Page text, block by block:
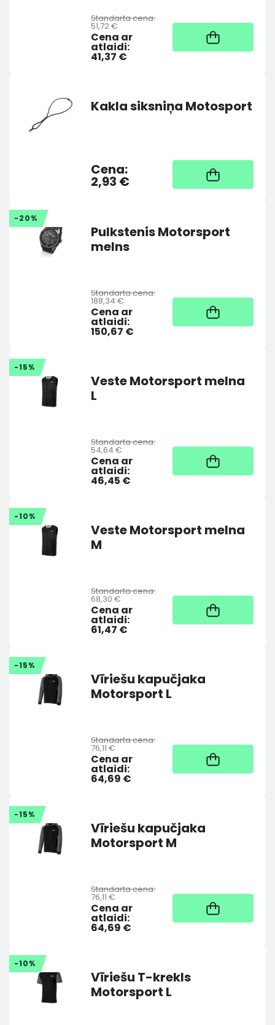
Standarta cena:
51,72 €
Cena ar
atlaidi:
41,37 €
Noliktavā
Kakla siksniņa Motosport
Cena:
2,93 €
Noliktavā
-20%
Pulkstenis Motorsport
melns
Standarta cena:
188,34 €
Cena ar
atlaidi:
150,67 €
Noliktavā
-15%
Veste Motorsport melna
L
Standarta cena:
54,64 €
Cena ar
atlaidi:
46,45 €
Noliktavā
-10%
Veste Motorsport melna
M
Standarta cena:
68,30 €
Cena ar
atlaidi:
61,47 €
Noliktavā
-15%
Vīriešu kapučjaka
Motorsport L
Standarta cena:
76,11 €
Cena ar
atlaidi:
64,69 €
Noliktavā
-15%
Vīriešu kapučjaka
Motorsport M
Standarta cena:
76,11 €
Cena ar
atlaidi:
64,69 €
Noliktavā
-10%
Vīriešu T-krekls
Motorsport L